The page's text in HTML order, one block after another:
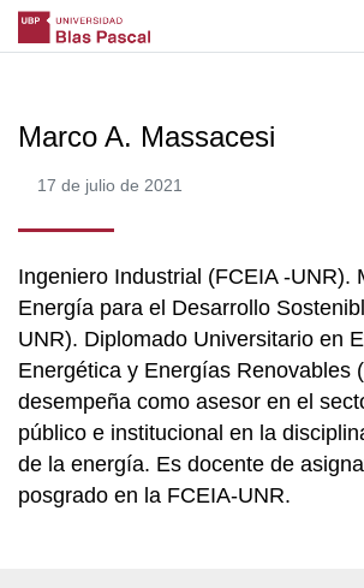
Marco A. Massacesi
17 de julio de 2021
Ingeniero Industrial (FCEIA -UNR).
Energía para el Desarrollo
UNR). Diplomado Universitario en
Energética y Energías Renovables
desempeña como asesor en el
público e institucional en la
de la energía. Es docente de
posgrado en la FCEIA-UNR.